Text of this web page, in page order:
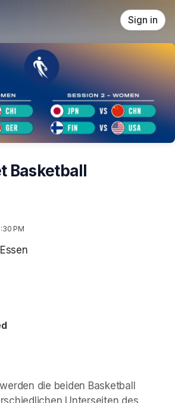
Sign in
Basketball
PM
die beiden Basketball